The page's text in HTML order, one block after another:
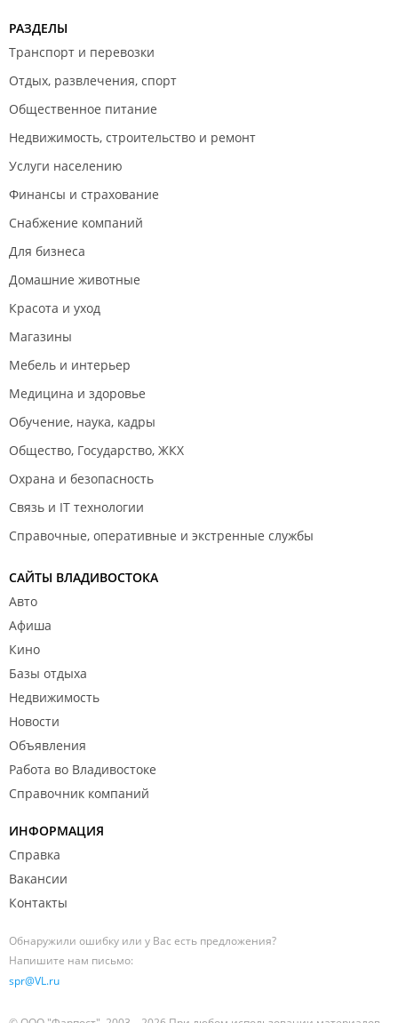
РАЗДЕЛЫ
Транспорт и перевозки
Отдых, развлечения, спорт
Общественное питание
Недвижимость, строительство и ремонт
Услуги населению
Финансы и страхование
Снабжение компаний
Для бизнеса
Домашние животные
Красота и уход
Магазины
Мебель и интерьер
Медицина и здоровье
Обучение, наука, кадры
Общество, Государство, ЖКХ
Охрана и безопасность
Связь и IT технологии
Справочные, оперативные и экстренные службы
САЙТЫ ВЛАДИВОСТОКА
Авто
Афиша
Кино
Базы отдыха
Недвижимость
Новости
Объявления
Работа во Владивостоке
Справочник компаний
ИНФОРМАЦИЯ
Справка
Вакансии
Контакты
Обнаружили ошибку или у Вас есть предложения?
Напишите нам письмо:
spr@VL.ru